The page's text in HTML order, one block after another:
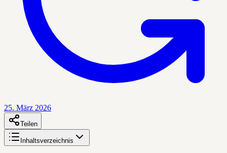
25. März 2026
Teilen
Inhaltsverzeichnis